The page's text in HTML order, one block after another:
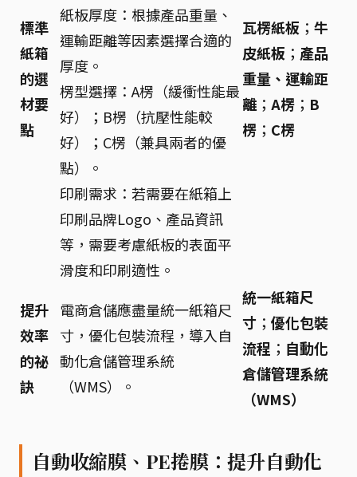
標準
紙箱
的選
材要
點
紙板厚度：根據產品重量、
運輸距離等因素選擇合適的
厚度。
楞型選擇：A楞（緩衝性能最
好）；B楞（抗壓性能較
好）；C楞（兼具兩者的優
點）。
印刷需求：若需要在紙箱上
印刷品牌Logo、產品資訊
等，需要考慮紙板的表面平
滑度和印刷適性。
瓦楞紙板 ； 牛
皮紙板 ； 產品
重量、運輸距
離 ； A楞 ； B
楞 ； C楞
提升
效率
的祕
訣
電商倉儲應盡量統一紙箱尺
寸，優化包裝流程，導入自
動化倉儲管理系統
（WMS）。
統一紙箱尺
寸 ； 優化包裝
流程 ； 自動化
倉儲管理系統
（WMS）
自動收縮膜、PE捲膜：提升自動化